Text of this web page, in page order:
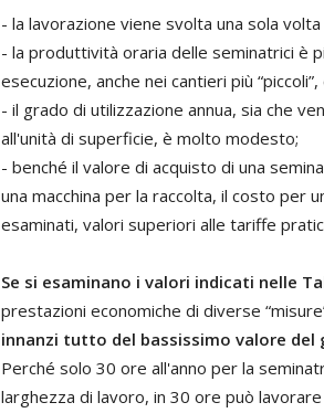
- la lavorazione viene svolta una sola
- la produttività oraria delle seminatrici è
esecuzione, anche nei cantieri più
- il grado di utilizzazione annua, sia che
all'unità di superficie, è molto modesto;
- benché il valore di acquisto di una
una macchina per la raccolta, il costo
esaminati, valori superiori alle tariffe
Se si esaminano i valori indicati nelle
prestazioni economiche di diverse
innanzi tutto del bassissimo valore
Perché solo 30 ore all'anno per la
larghezza di lavoro, in 30 ore può